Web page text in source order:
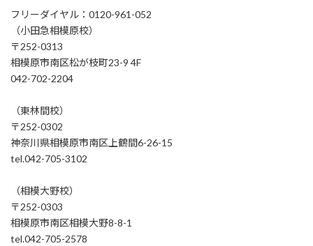
フリーダイヤル：0120-961-052
（小田急相模原校）
〒252-0313
相模原市南区松が枝町23-9 4F
042-702-2204
（東林間校）
〒252-0302
神奈川県相模原市南区上鶴間6-26-15
tel.042-705-3102
（相模大野校）
〒252-0303
相模原市南区相模大野8-8-1
tel.042-705-2578